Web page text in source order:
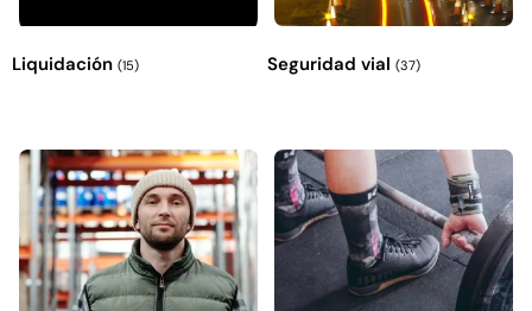
Liquidación (15) Seguridad vial (37)
Explora más productos